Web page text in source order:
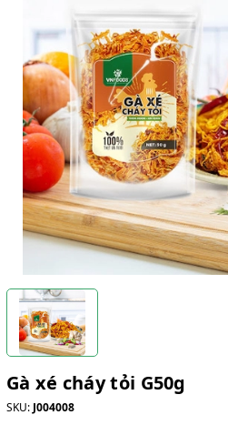
Gà xé cháy tỏi G50g
SKU: J004008